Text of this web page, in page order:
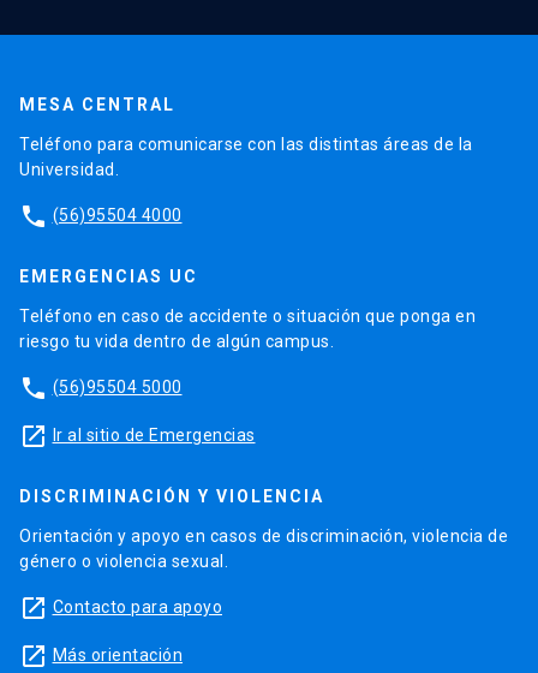
MESA CENTRAL
Teléfono para comunicarse con las distintas áreas de la
Universidad.
phone (56)95504 4000
EMERGENCIAS UC
Teléfono en caso de accidente o situación que ponga en
riesgo tu vida dentro de algún campus.
phone (56)95504 5000
launch Ir al sitio de Emergencias
DISCRIMINACIÓN Y VIOLENCIA
Orientación y apoyo en casos de discriminación, violencia de
género o violencia sexual.
launch Contacto para apoyo
launch Más orientación